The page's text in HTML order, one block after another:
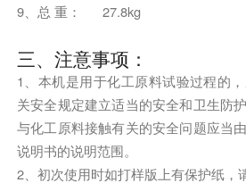
9、总 重： 27.8kg
三、注意事项：
1、本机是用于化工原料试验过程的
关安全规定建立适当的安全和卫生防
与化工原料接触有关的安全问题应当
说明书的说明范围。
2、初次使用时如打样版上有保护纸，